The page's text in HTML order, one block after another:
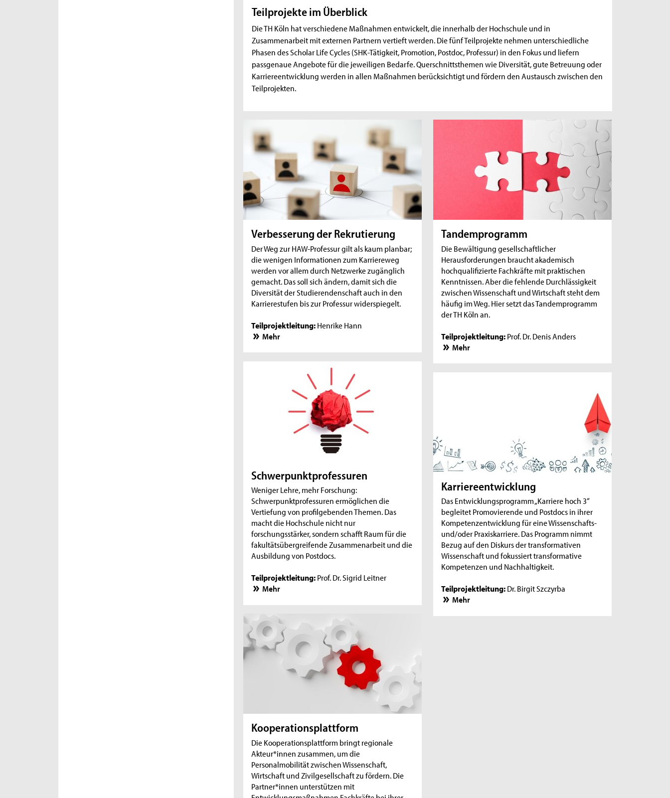
Teilprojekte im Überblick
Die TH Köln hat verschiedene Maßnahmen entwickelt, die innerhalb der Hochschule und in
Zusammenarbeit mit externen Partnern vertieft werden. Die fünf Teilprojekte nehmen unterschiedliche
Phasen des Scholar Life Cycles (SHK-Tätigkeit, Promotion, Postdoc, Professur) in den Fokus und liefern
passgenaue Angebote für die jeweiligen Bedarfe. Querschnittsthemen wie Diversität, gute Betreuung oder
Karriereentwicklung werden in allen Maßnahmen berücksichtigt und fördern den Austausch zwischen den
Teilprojekten.
Verbesserung der Rekrutierung
Der Weg zur HAW-Professur gilt als kaum planbar;
die wenigen Informationen zum Karriereweg
werden vor allem durch Netzwerke zugänglich
gemacht. Das soll sich ändern, damit sich die
Diversität der Studierendenschaft auch in den
Karrierestufen bis zur Professur widerspiegelt.
Teilprojektleitung:Henrike Hann
Mehr
Tandemprogramm
Die Bewältigung gesellschaftlicher
Herausforderungen braucht akademisch
hochqualifizierte Fachkräfte mit praktischen
Kenntnissen. Aber die fehlende Durchlässigkeit
zwischen Wissenschaft und Wirtschaft steht dem
häufig im Weg. Hier setzt das Tandemprogramm
der TH Köln an.
Teilprojektleitung:Prof. Dr. Denis Anders
Mehr
Schwerpunktprofessuren
Weniger Lehre, mehr Forschung:
Schwerpunktprofessuren ermöglichen die
Vertiefung von profilgebenden Themen. Das
macht die Hochschule nicht nur
forschungsstärker, sondern schafft Raum für die
fakultätsübergreifende Zusammenarbeit und die
Ausbildung von Postdocs.
Teilprojektleitung:Prof. Dr. Sigrid Leitner
Mehr
Karriereentwicklung
Das Entwicklungsprogramm „Karriere hoch 3“
begleitet Promovierende und Postdocs in ihrer
Kompetenzentwicklung für eine Wissenschafts-
und/oder Praxiskarriere. Das Programm nimmt
Bezug auf den Diskurs der transformativen
Wissenschaft und fokussiert transformative
Kompetenzen und Nachhaltigkeit.
Teilprojektleitung:Dr. Birgit Szczyrba
Mehr
Kooperationsplattform
Die Kooperationsplattform bringt regionale
Akteur*innen zusammen, um die
Personalmobilität zwischen Wissenschaft,
Wirtschaft und Zivilgesellschaft zu fördern. Die
Partner*innen unterstützen mit